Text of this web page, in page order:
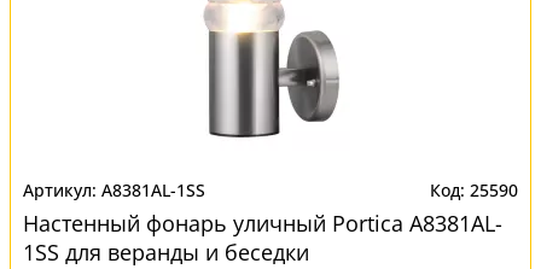
A8381AL-1SS 25590
Настенный фонарь уличный Portica A8381AL-
1SS для веранды и беседки